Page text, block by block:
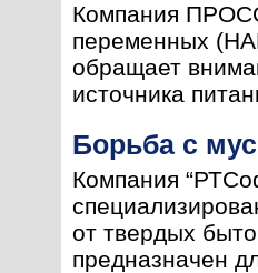
Компания
переменных
обращает
источника
Борьба с
Компания
от твердых
предназначен